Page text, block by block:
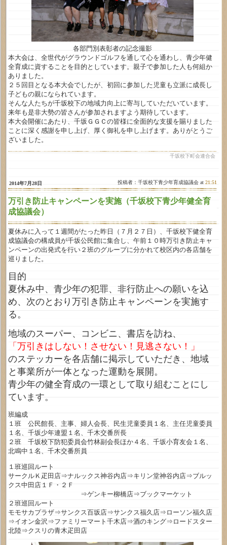
各部門別表彰者の記念撮影
本大会は、全世代がグラウンドゴルフを通して心を通わし、青少年健
全育成に資することを目的としています。親子で参加した人も何組か
ありました。
２５回目となる本大会でしたが、初回に参加した児童も立派に成長し
子どもの親になられています。
そんな人たちが千坂校下の地域力向上に寄与していただいています。
来年も是非大勢の皆さんが参加されますよう期待しています。
本大会開催にあたり、千坂ＧＧＣの皆様に全面的な支援を賜りました
ことに深く感謝を申し上げ、厚く御礼を申し上げます。ありがとうご
ざいました。
千坂校下町会連合会
2014年7月28日 投稿者：千坂校下青少年育成協議会 at21:51
万引き防止キャンペーンを実施（千坂校下青少年健全育
成協議会）
夏休みに入って１週間がたった昨日（７月２７日）、千坂校下健全育
成協議会の構成員が千坂公民館に集合し、午前１０時万引き防止キャ
ンペーンの出発式を行い２班のグループに分かれて校区内の各店舗を
巡りました。
目的
夏休み中、青少年の犯罪、非行防止への願いを込
め、次のとおり万引き防止キャンペーンを実施す
る。
地域のスーパー、コンビニ、書店を訪ね、
「万引きはしない！させない！見逃さない！」
のステッカーを各店舗に掲示していただき、地域
と事業所が一体となった運動を展開。
青少年の健全育成の一環として取り組むことにし
ています。
班編成
１班 公民館長、主事、婦人会長、民生児童委員１名、主任児童委員
１名、千坂少年連盟１名、千木交番所長
２班 千坂校下防犯委員会竹林副会長ほか４名、千坂小育友会１名、
北鳴中１名、千木交番所員
１班巡回ルート
サークルＫ疋田店⇒ナルックス神谷内店⇒キリン堂神谷内店⇒ブルッ
クス中田店１Ｆ・２Ｆ
⇒ゲンキー柳橋店⇒ブックマーケット
２班巡回ルート
モモサカプラザ⇒サンクス百坂店⇒サンクス福久店⇒ローソン福久店
⇒イオン金沢⇒ファミリーマート千木店⇒酒のキング⇒ロードスター
北陸⇒クスリの青木疋田店